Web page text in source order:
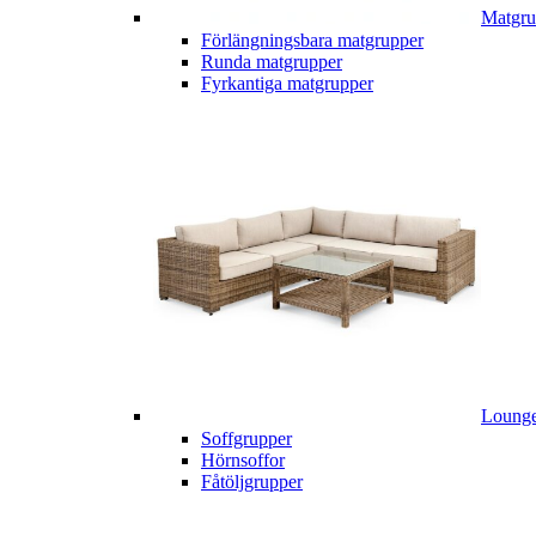
Förlängningsbara matgrupper
Runda matgrupper
Fyrkantiga matgrupper
Soffgrupper
Hörnsoffor
Fåtöljgrupper